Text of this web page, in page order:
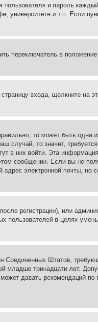
пользователя и пароль
университете и т.п. Если
переключатель в
входа, щелкните на
то может быть одна
случай, то значит,
в них войти. Эта
сообщении. Если вы не
электронной почты, но
регистрации), или
пользователей в целях
Соединенных Штатов,
младше тринадцати лет.
давать рекомендаций